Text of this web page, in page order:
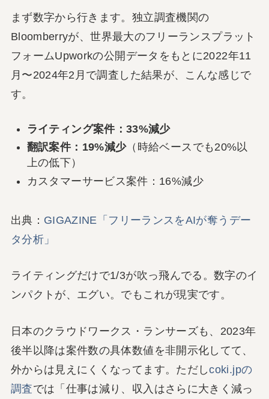
まず数字から行きます。独立調査機関の
Bloomberryが、世界最大のフリーランスプラット
フォームUpworkの公開データをもとに2022年11
月〜2024年2月で調査した結果が、こんな感じで
す。
ライティング案件：33%減少
翻訳案件：19%減少（時給ベースでも20%以
上の低下）
カスタマーサービス案件：16%減少
出典： GIGAZINE「フリーランスをAIが奪うデー
タ分析」
ライティングだけで1/3が吹っ飛んでる。数字のイ
ンパクトが、エグい。でもこれが現実です。
日本のクラウドワークス・ランサーズも、2023年
後半以降は案件数の具体数値を非開示化してて、
外からは見えにくくなってます。ただしcoki.jpの
調査では「仕事は減り、収入はさらに大きく減っ